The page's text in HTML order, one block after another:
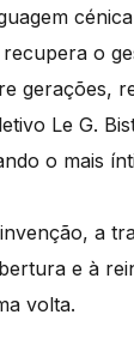
o
gerações,
Le G.
o mais
a
e à
volta.